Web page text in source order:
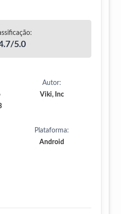
5.0
Autor:
Viki, Inc
Plataforma:
Android